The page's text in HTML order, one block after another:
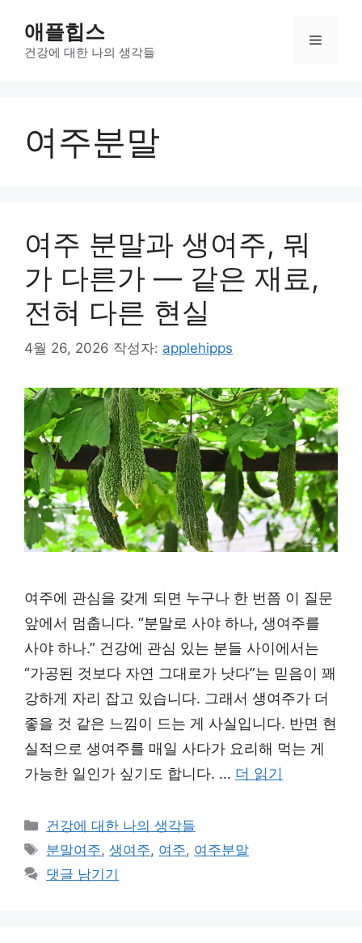
애플힙스
건강에 대한 나의 생각들
메
여주분말
여주 분말과 생여주, 뭐
가 다른가 — 같은 재료,
전혀 다른 현실
4월 26, 2026 작성자: applehipps
여주에 관심을 갖게 되면 누구나 한 번쯤 이 질문
앞에서 멈춥니다. “분말로 사야 하나, 생여주를
사야 하나.” 건강에 관심 있는 분들 사이에서는
“가공된 것보다 자연 그대로가 낫다”는 믿음이 꽤
강하게 자리 잡고 있습니다. 그래서 생여주가 더
좋을 것 같은 느낌이 드는 게 사실입니다. 반면 현
실적으로 생여주를 매일 사다가 요리해 먹는 게
가능한 일인가 싶기도 합니다. … 더 읽기
카
테
리
건강에 대한 나의 생각들
태
그
분말여주,생여주, 여주, 여주분말
댓글 남기기